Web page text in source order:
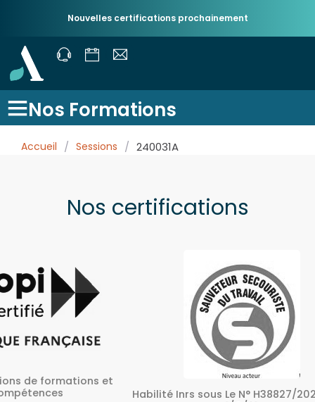
Nouvelles certifications prochainement
Nos Formations
Accueil / Sessions / 240031A
Nos certifications
et
Habilité Inrs sous Le N° H38827/2022/SST-